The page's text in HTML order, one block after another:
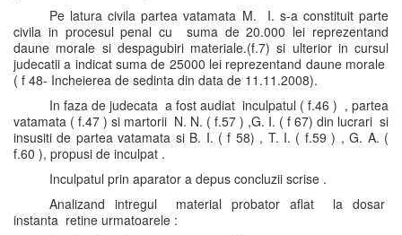
Pe latura civila partea vatamata M. I. s-a constituit parte
civila in procesul penal cu suma de 20.000 lei reprezentand
daune morale si despagubiri materiale.(f.7) si ulterior in cursul
judecatii a indicat suma de 25000 lei reprezentand daune morale
( f 48- Incheierea de sedinta din data de 11.11.2008).
In faza de judecata a fost audiat inculpatul ( f.46 ) , partea
vatamata ( f.47 ) si martorii N. N. ( f.57 ) ,G. I. ( f 67) din lucrari si
insusiti de partea vatamata si B. I. ( f 58) , T. I. ( f.59 ) , G. A. (
f.60 ), propusi de inculpat .
Inculpatul prin aparator a depus concluzii scrise .
Analizand intregul material probator aflat la dosar
instanta retine urmatoarele :